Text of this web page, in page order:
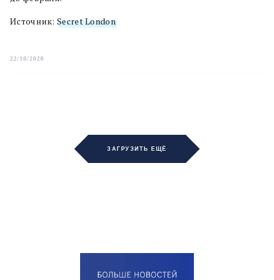
Источник: Secret London
22/10/2020
ЗАГРУЗИТЬ ЕЩЁ